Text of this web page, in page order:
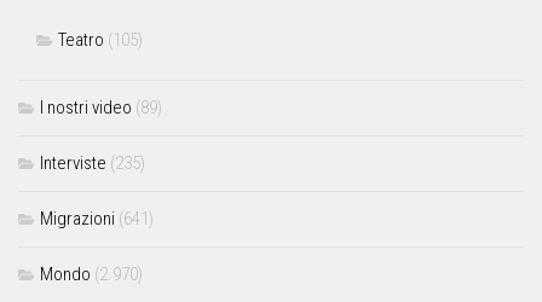
Teatro (105)
I nostri video (89)
Interviste (235)
Migrazioni (641)
Mondo (2.970)